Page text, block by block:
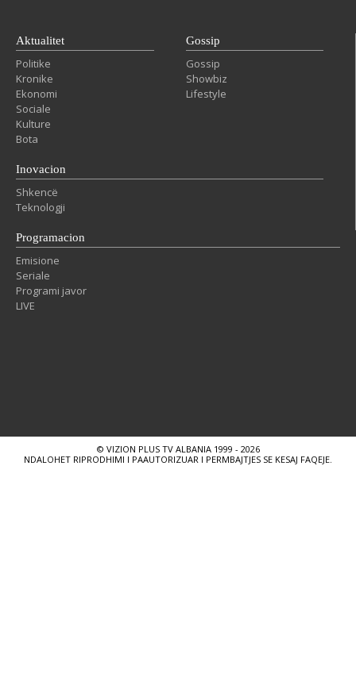
Aktualitet
Politike
Kronike
Ekonomi
Sociale
Kulture
Bota
Gossip
Gossip
Showbiz
Lifestyle
Inovacion
Shkencë
Teknologji
Programacion
Emisione
Seriale
Programi javor
LIVE
© VIZION PLUS TV ALBANIA 1999 - 2026
NDALOHET RIPRODHIMI I PAAUTORIZUAR I PERMBAJTJES SE KESAJ FAQEJE.